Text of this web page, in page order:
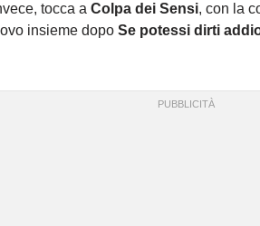
tocca a Colpa dei Sensi, con la
insieme dopo Se potessi dirti